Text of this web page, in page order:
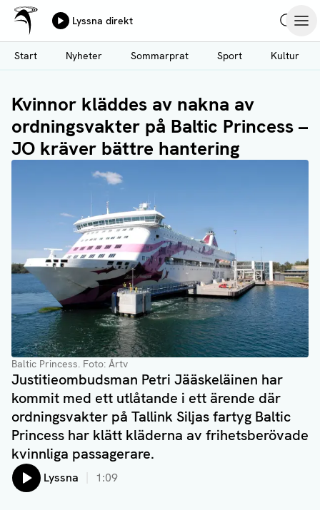
Hoppa
till
huvudinnehåll
Ålands Radio & TV
Lyssna direkt
Start
Nyheter Sommarprat Sport Kultur
Kvinnor kläddes av nakna av
ordningsvakter på Baltic Princess –
JO kräver bättre hantering
Baltic Princess. Foto: Årtv
Justitieombudsman Petri Jääskeläinen har
kommit med ett utlåtande i ett ärende där
ordningsvakter på Tallink Siljas fartyg Baltic
Princess har klätt kläderna av frihetsberövade
kvinnliga passagerare.
Lyssna 1:09